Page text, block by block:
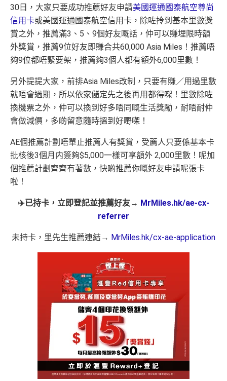
30日，大家只要成功推薦好友申請美國運通國泰航空尊尚
信用卡或美國運通國泰航空信用卡，除咗拎到基本里數獎
賞之外，推薦滿3、5、9個好友嘅話，仲可以賺埋限時額
外獎賞，推薦9位好友即賺合共60,000 Asia Miles！推薦唔
夠9位都唔緊要架，推薦夠3個人都有額外6,000里數！
另外提提大家，前排Asia Miles改制，只要有賺／用過里數
就唔會過期，所以依家儲定先之後再用都得㗎！里數除咗
換機票之外，仲可以換到好多唔同嘅生活獎勵，耐唔耐仲
會做減價，多啲留意隨時搵到好嘢㗎！
AE個推薦計劃唔單止推薦人有獎賞，受薦人只要係基本卡
批核後3個月内簽夠$5,000一樣可享額外 2,000里數！呢加
個推薦計劃齊齊有著數，快啲推薦你嘅好友申請呢張卡
啦！
✈️已持卡，立即登記並推薦好友→ MrMiles.hk/ae-cx-
referrer
未持卡，里先生推薦連結→ MrMiles.hk/cx-ae-application